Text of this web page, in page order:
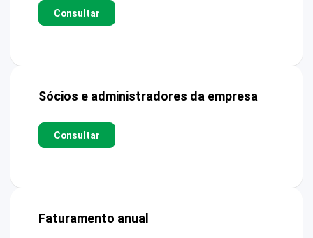
Consultar
Sócios e administradores da empresa
Consultar
Faturamento anual